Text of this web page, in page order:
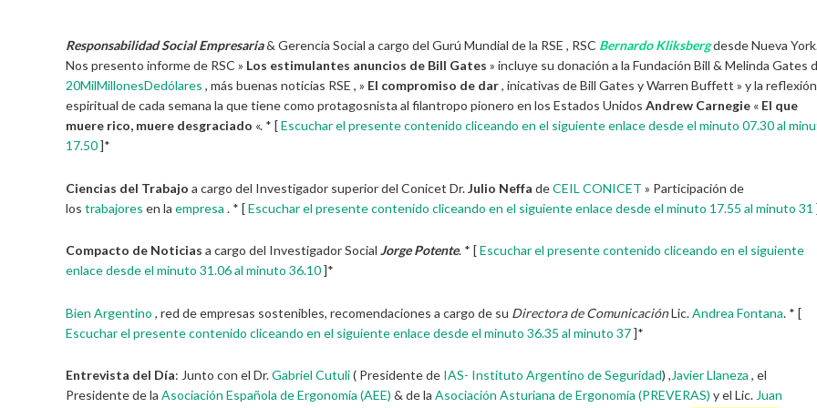
Responsabilidad Social Empresaria& Gerencia Social a cargo del Gurú Mundial de la RSE , RSC Bernardo Kliksbergdesde Nueva
Nos presento informe de RSC » Los estimulantes anuncios de Bill Gates » incluye su donación a la Fundación Bill & Melinda Gates
20MilMillonesDedólares , más buenas noticias RSE , » El compromiso de dar, inicativas de Bill Gates y Warren Buffett » y la reflexión
espiritual de cada semana la que tiene como protagosnista al filantropo pionero en los Estados Unidos Andrew Carnegie « El que
muere rico, muere desgraciado «. * [Escuchar el presente contenido cliceando en el siguiente enlace desde el minuto 07.30 al
17.50]*
Ciencias del Trabajo a cargo del Investigador superior del Conicet Dr.Julio Neffa deCEIL CONICET » Participación de
los trabajores en la empresa . * [Escuchar el presente contenido cliceando en el siguiente enlace desde el minuto 17.55 al minuto 31
Compacto de Noticias a cargo del Investigador Social Jorge Potente. * [Escuchar el presente contenido cliceando en el siguiente
enlace desde el minuto 31.06 al minuto 36.10]*
Bien Argentino , red de empresas sostenibles, recomendaciones a cargo de su Directora de ComunicaciónLic.Andrea Fontana. * [
Escuchar el presente contenido cliceando en el siguiente enlace desde el minuto 36.35 al minuto 37]*
Entrevista del Día: Junto con el Dr.Gabriel Cutuli( Presidente de IAS- Instituto Argentino de Seguridad) ,Javier Llaneza , el
Presidente de la Asociación Española de Ergonomía (AEE) & de la Asociación Asturiana de Ergonomía (PREVERAS) y el Lic. Juan